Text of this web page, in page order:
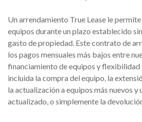
Un arrendamiento True Lease le
equipos durante un plazo establecido
gasto de propiedad. Este contrato de
los pagos mensuales más bajos entre
financiamiento de equipos y flexibilidad
incluida la compra del equipo, la
la actualización a equipos más nuevos y
actualizado, o simplemente la